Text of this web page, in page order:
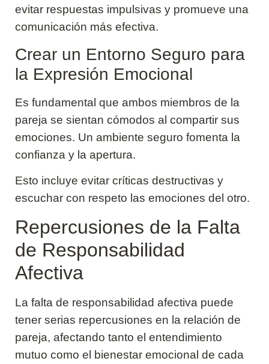
evitar respuestas impulsivas y promueve una
comunicación más efectiva.
Crear un Entorno Seguro para
la Expresión Emocional
Es fundamental que ambos miembros de la
pareja se sientan cómodos al compartir sus
emociones. Un ambiente seguro fomenta la
confianza y la apertura.
Esto incluye evitar críticas destructivas y
escuchar con respeto las emociones del otro.
Repercusiones de la Falta
de Responsabilidad
Afectiva
La falta de responsabilidad afectiva puede
tener serias repercusiones en la relación de
pareja, afectando tanto el entendimiento
mutuo como el bienestar emocional de cada